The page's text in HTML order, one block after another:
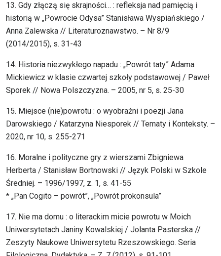
13. Gdy złączą się skrajności… : refleksja nad pamięcią i
historią w „Powrocie Odysa” Stanisława Wyspiańskiego /
Anna Zalewska // Literaturoznawstwo. – Nr 8/9
(2014/2015), s. 31-43
14. Historia niezwykłego napadu : „Powrót taty” Adama
Mickiewicz w klasie czwartej szkoły podstawowej / Paweł
Sporek // Nowa Polszczyzna. – 2005, nr 5, s. 25-30
15. Miejsce (nie)powrotu : o wyobraźni i poezji Jana
Darowskiego / Katarzyna Niesporek // Tematy i Konteksty. –
2020, nr 10, s. 255-271
16. Moralne i polityczne gry z wierszami Zbigniewa
Herberta / Stanisław Bortnowski // Język Polski w Szkole
Średniej. – 1996/1997, z. 1, s. 41-55
* „Pan Cogito – powrót”, „Powrót prokonsula”
17. Nie ma domu : o literackim micie powrotu w Moich
Uniwersytetach Janiny Kowalskiej / Jolanta Pasterska //
Zeszyty Naukowe Uniwersytetu Rzeszowskiego. Seria